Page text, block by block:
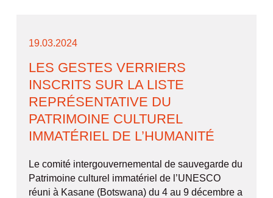
19.03.2024
LES GESTES VERRIERS
INSCRITS SUR LA LISTE
REPRÉSENTATIVE DU
PATRIMOINE CULTUREL
IMMATÉRIEL DE L’HUMANITÉ
Le comité intergouvernemental de sauvegarde du
Patrimoine culturel immatériel de l’UNESCO
réuni à Kasane (Botswana) du 4 au 9 décembre a